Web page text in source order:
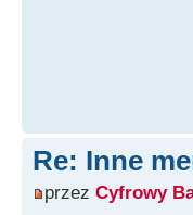
Re: Inne
przez Cyfrowy